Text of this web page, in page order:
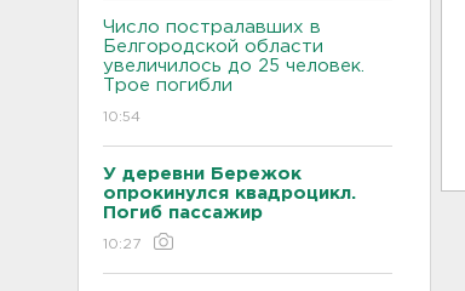
Число постралавших в
Белгородской области
увеличилось до 25 человек.
Трое погибли
10:54
У деревни Бережок
опрокинулся квадроцикл.
Погиб пассажир
10:27